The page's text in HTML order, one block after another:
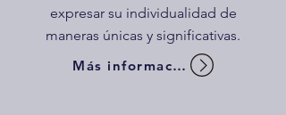
expresar su individualidad de
maneras únicas y significativas.
Más información